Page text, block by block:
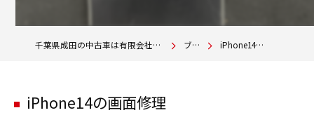
千葉県成田の中古車は有限会社石毛石油 成田大清水SS ブログ iPhone14の画面修理
iPhone14の画面修理